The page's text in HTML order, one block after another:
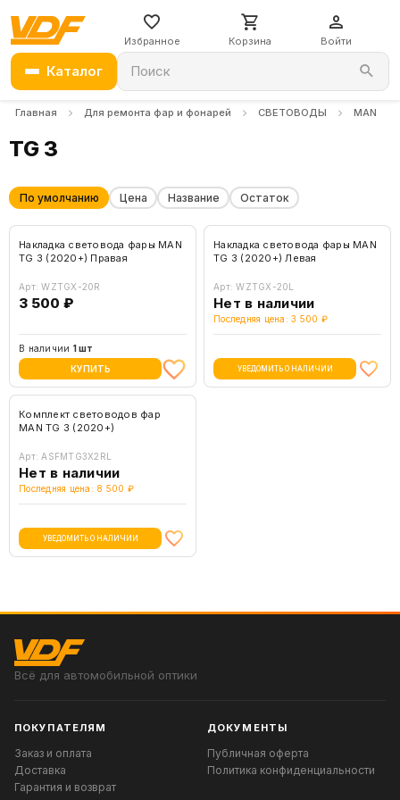
Избранное Корзина Войти
Каталог Поиск
Главная Для ремонта фар и фонарей СВЕТОВОДЫ MAN
TG 3
По умолчанию Цена Название Остаток
Накладка световода фары MAN
TG 3 (2020+) Правая
Арт: WZTGX-20R
3 500 ₽
В наличии 1 шт
КУПИТЬ
Накладка световода фары MAN
TG 3 (2020+) Левая
Арт: WZTGX-20L
Нет в наличии
Последняя цена: 3 500 ₽
УВЕДОМИТЬ О НАЛИЧИИ
Комплект световодов фар
MAN TG 3 (2020+)
Арт: ASFMTG3X2RL
Нет в наличии
Последняя цена: 8 500 ₽
УВЕДОМИТЬ О НАЛИЧИИ
Всё для автомобильной оптики
ПОКУПАТЕЛЯМ
Заказ и оплата
Доставка
Гарантия и возврат
ДОКУМЕНТЫ
Публичная оферта
Политика конфиденциальности